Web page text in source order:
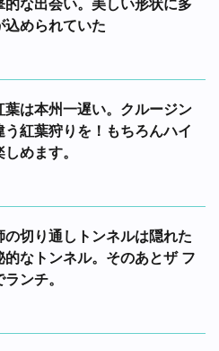
込められていた
葉は本州一遅い。クルージン
う紅葉狩りを！もちろんハイ
めます。
の切り通しトンネルは隠れた
的なトンネル。そのあとザ フ
ンチ。